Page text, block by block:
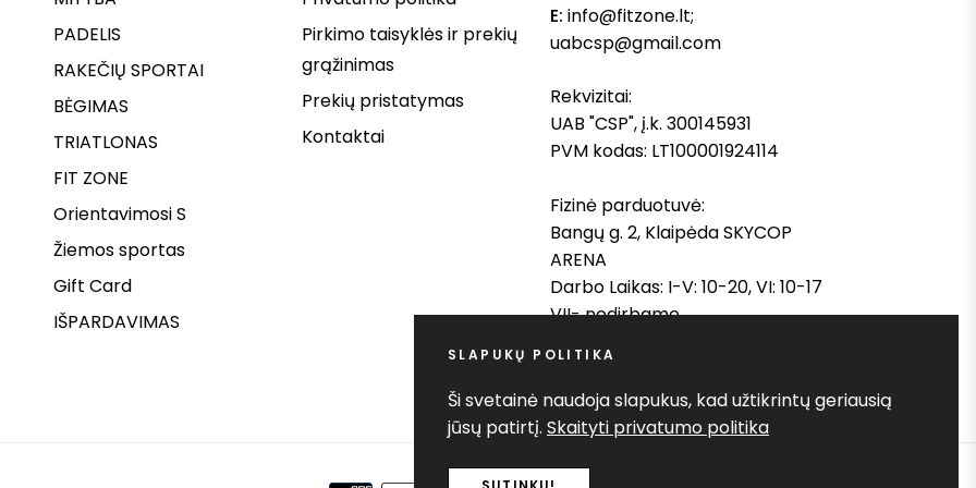
PADELIS
RAKEČIŲ SPORTAI
BĖGIMAS
TRIATLONAS
FIT ZONE
Orientavimosi S
Žiemos sportas
Gift Card
IŠPARDAVIMAS
Pirkimo taisyklės ir prekių
grąžinimas
Prekių pristatymas
Kontaktai
E: info@fitzone.lt;
uabcsp@gmail.com
Rekvizitai:
UAB "CSP", į.k. 300145931
PVM kodas: LT100001924114
Fizinė parduotuvė:
Bangų g. 2, Klaipėda SKYCOP
ARENA
Darbo Laikas: I-V: 10-20, VI: 10-17
VII- nedirbame
SLAPUKŲ POLITIKA
Ši svetainė naudoja slapukus, kad užtikrintų geriausią
jūsų patirtį. Skaityti privatumo politika